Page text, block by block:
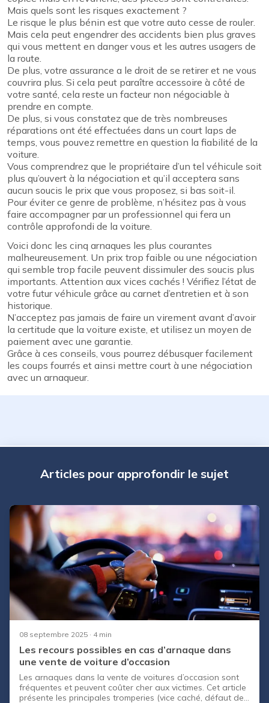
Mais quels sont les risques exactement ?
Le risque le plus bénin est que votre auto cesse de rouler.
Mais cela peut engendrer des accidents bien plus graves
qui vous mettent en danger vous et les autres usagers de
la route.
De plus, votre assurance a le droit de se retirer et ne vous
couvrira plus. Si cela peut paraître accessoire à côté de
votre santé, cela reste un facteur non négociable à
prendre en compte.
De plus, si vous constatez que de très nombreuses
réparations ont été effectuées dans un court laps de
temps, vous pouvez remettre en question la fiabilité de la
voiture.
Vous comprendrez que le propriétaire d’un tel véhicule soit
plus qu’ouvert à la négociation et qu’il acceptera sans
aucun soucis le prix que vous proposez, si bas soit-il.
Pour éviter ce genre de problème, n’hésitez pas à vous
faire accompagner par un professionnel qui fera un
contrôle approfondi de la voiture.
Voici donc les cinq arnaques les plus courantes
malheureusement. Un prix trop faible ou une négociation
qui semble trop facile peuvent dissimuler des soucis plus
importants. Attention aux vices cachés ! Vérifiez l’état de
votre futur véhicule grâce au carnet d’entretien et à son
historique.
N’acceptez pas jamais de faire un virement avant d’avoir
la certitude que la voiture existe, et utilisez un moyen de
paiement avec une garantie.
Grâce à ces conseils, vous pourrez débusquer facilement
les coups fourrés et ainsi mettre court à une négociation
avec un arnaqueur.
Articles pour approfondir le sujet
08 septembre 2025 · 4 min
Les recours possibles en cas d’arnaque dans
une vente de voiture d’occasion
Les arnaques dans la vente de voitures d’occasion sont
fréquentes et peuvent coûter cher aux victimes. Cet article
présente les principales tromperies (vice caché, défaut de